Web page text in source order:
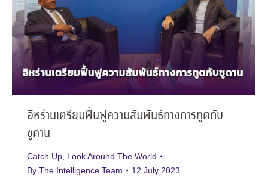
อิหร่านเตรียมฟื้นฟูความสัมพันธ์ทางการทูตกับ
ซูดาน
Catch Up Look Around The World
By The Intelligence Team 12 July 2023